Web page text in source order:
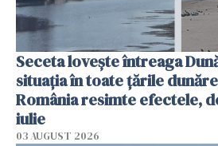
Seceta lovește întreaga
situația în toate țările
România resimte efectele,
iulie
03 AUGUST 2026